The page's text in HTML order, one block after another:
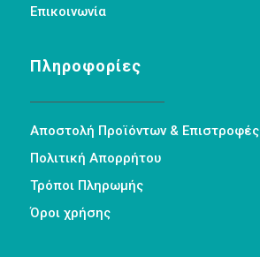
Επικοινωνία
Πληροφορίες
Αποστολή Προϊόντων & Επιστροφές
Πολιτική Απορρήτου
Τρόποι Πληρωμής
Όροι χρήσης